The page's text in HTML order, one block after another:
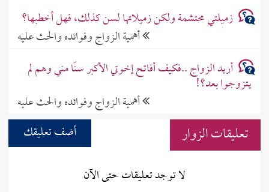
زميلتي محتشمة ولكن زميلاتها لسن كذلك، فهل أخطبها؟
أهمية الزواج وفوائده والحث عليه
أريد الزواج ..فكيف أفاتح إخوتي الأكبر سنًا مني وهم لم
يتزوجوا بعد؟!
أهمية الزواج وفوائده والحث عليه
تعليقات الزوار
أضف تعليقك
لا توجد تعليقات حتى الآن